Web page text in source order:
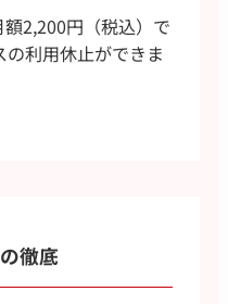
2,200円（税込）で
利用休止ができま
の徹底